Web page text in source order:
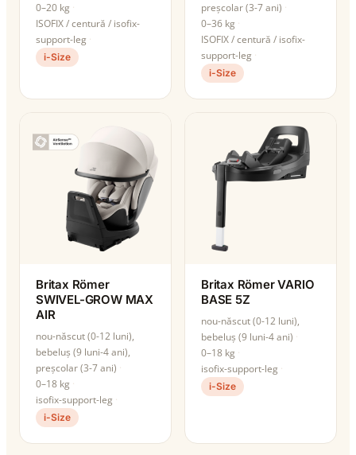
0–20 kg
ISOFIX / centură / isofix-
support-leg
i-Size
preșcolar (3-7 ani)
0–36 kg
ISOFIX / centură / isofix-
support-leg
i-Size
Britax Römer
SWIVEL-GROW MAX
AIR
nou-născut (0-12 luni),
bebeluș (9 luni-4 ani),
preșcolar (3-7 ani)
0–18 kg
isofix-support-leg
i-Size
Britax Römer VARIO
BASE 5Z
nou-născut (0-12 luni),
bebeluș (9 luni-4 ani)
0–18 kg
isofix-support-leg
i-Size